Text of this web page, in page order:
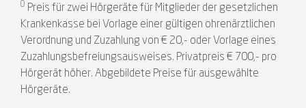
0 Preis für zwei Hörgeräte für Mitglieder der gesetzlichen
Krankenkasse bei Vorlage einer gültigen ohrenärztlichen
Verordnung und Zuzahlung von € 20,- oder Vorlage eines
Zuzahlungsbefreiungsausweises. Privatpreis € 700,- pro
Hörgerät höher. Abgebildete Preise für ausgewählte
Hörgeräte.